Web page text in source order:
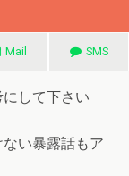
Mail SMS
にして下さい
い暴露話もア